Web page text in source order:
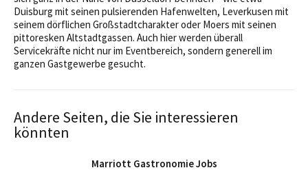
Duisburg mit seinen pulsierenden Hafenwelten, Leverkusen mit
seinem dörflichen Großstadtcharakter oder Moers mit seinen
pittoresken Altstadtgassen. Auch hier werden überall
Servicekräfte nicht nur im Eventbereich, sondern generell im
ganzen Gastgewerbe gesucht.
Andere Seiten, die Sie interessieren
könnten
Marriott Gastronomie Jobs